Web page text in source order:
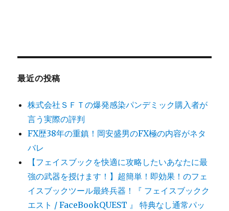
最近の投稿
株式会社ＳＦＴの爆発感染パンデミック購入者が
言う実際の評判
FX歴38年の重鎮！岡安盛男のFX極の内容がネタ
バレ
【フェイスブックを快適に攻略したいあなたに最
強の武器を授けます！】超簡単！即効果！のフェ
イスブックツール最終兵器！『 フェイスブックク
エスト / FaceBookQUEST 』 特典なし通常パッ